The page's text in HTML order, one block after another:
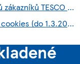
Informace o zpracování osobních údajů zákazníků TESCO HNED služby
Pravidla pro ochranu osobních údajů a cookies (do 1.3.2026)